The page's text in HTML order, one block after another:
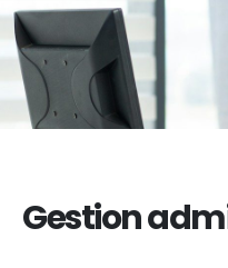
Gestion